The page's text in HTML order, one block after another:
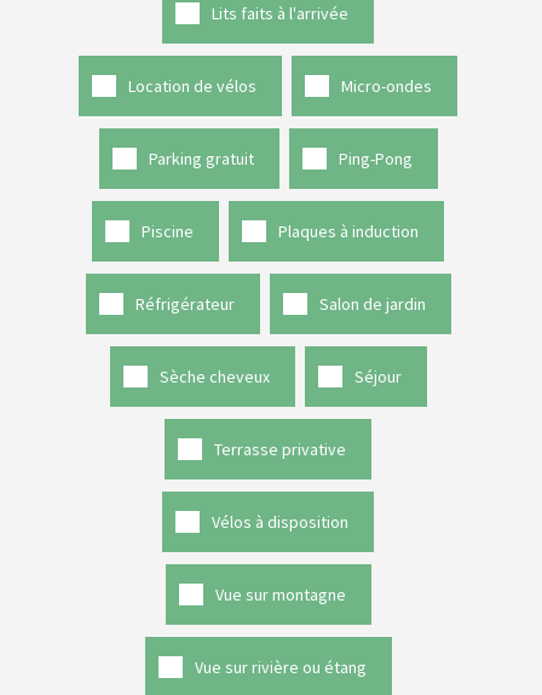
Lits faits à l'arrivée
Location de vélos Micro-ondes
Parking gratuit Ping-Pong
Piscine Plaques à induction
Réfrigérateur Salon de jardin
Sèche cheveux Séjour
Terrasse privative
Vélos à disposition
Vue sur montagne
Vue sur rivière ou étang